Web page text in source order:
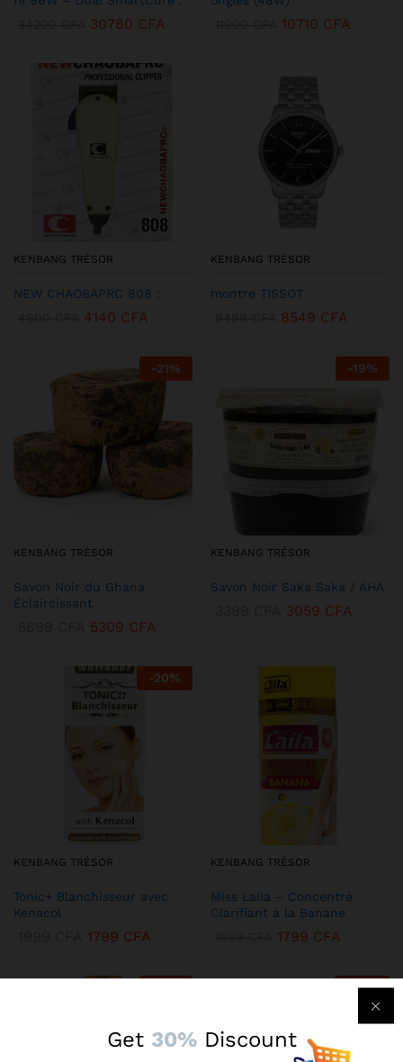
30780 CFA 10710 CFA
KENBANG TRÉSOR
NEW CHAOBAPRC 808 :
4140 CFA
KENBANG TRÉSOR
montre TISSOT
8549 CFA
-21%
KENBANG TRÉSOR
Savon Noir du Ghana
Éclaircissant
5309 CFA
-19%
KENBANG TRÉSOR
Savon Noir Saka Saka / AHA
3059 CFA
-20%
KENBANG TRÉSOR
Tonic+ Blanchisseur avec
Kenacol
1799 CFA
KENBANG TRÉSOR
Miss Laila – Concentré
Clarifiant à la Banane
1799 CFA
25%
Get 30% Discount